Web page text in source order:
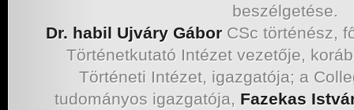
beszélgetése.
Dr. habil Ujváry Gábor CSc történész,
Történetkutató Intézet vezetője,
Történeti Intézet, igazgatója; a
tudományos igazgatója, Fazekas